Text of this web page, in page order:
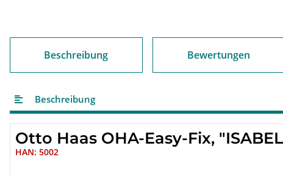
Beschreibung Bewertungen
Beschreibung
Otto Haas OHA-Easy-Fix,
HAN: 5002